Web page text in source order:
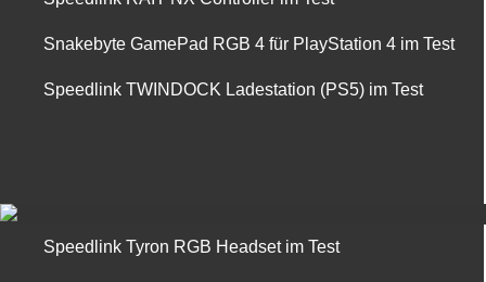
Snakebyte GamePad RGB 4 für PlayStation 4 im Test
Speedlink TWINDOCK Ladestation (PS5) im Test
Speedlink Tyron RGB Headset im Test